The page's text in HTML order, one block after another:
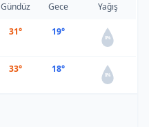
Gündüz Gece Yağış
31° 19°
0%
33° 18°
0%